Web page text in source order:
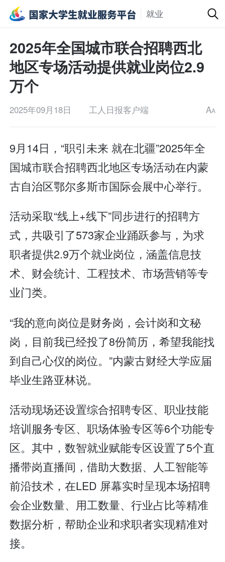
就业
2025年全国城市联合招聘西北
地区专场活动提供就业岗位2.9
万个
2025年09月18日 工人日报客户端 AA
9月14日，“职引未来 就在北疆”2025年全
国城市联合招聘西北地区专场活动在内蒙
古自治区鄂尔多斯市国际会展中心举行。
活动采取“线上+线下”同步进行的招聘方
式，共吸引了573家企业踊跃参与，为求
职者提供2.9万个就业岗位，涵盖信息技
术、财会统计、工程技术、市场营销等专
业门类。
“我的意向岗位是财务岗，会计岗和文秘
岗，目前我已经投了8份简历，希望我能找
到自己心仪的岗位。”内蒙古财经大学应届
毕业生路亚林说。
活动现场还设置综合招聘专区、职业技能
培训服务专区、职场体验专区等6个功能专
区。其中，数智就业赋能专区设置了5个直
播带岗直播间，借助大数据、人工智能等
前沿技术，在LED 屏幕实时呈现本场招聘
会企业数量、用工数量、行业占比等精准
数据分析，帮助企业和求职者实现精准对
接。